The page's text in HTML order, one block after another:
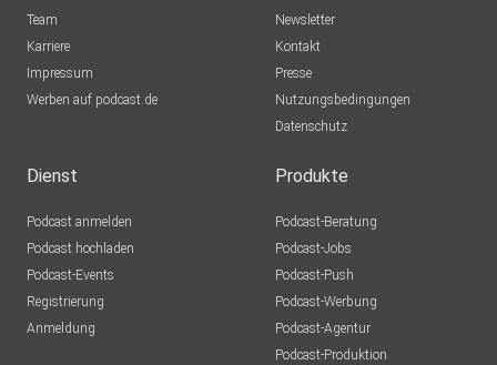
Team
Karriere
Impressum
Werben auf podcast.de
Newsletter
Kontakt
Presse
Nutzungsbedingungen
Datenschutz
Dienst
Podcast anmelden
Podcast hochladen
Podcast-Events
Registrierung
Anmeldung
Produkte
Podcast-Beratung
Podcast-Jobs
Podcast-Push
Podcast-Werbung
Podcast-Agentur
Podcast-Produktion